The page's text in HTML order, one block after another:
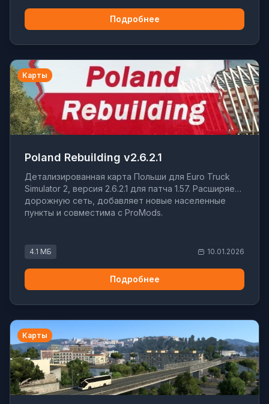
Подробнее
Карты
Poland Rebuilding v2.6.2.1
Детализированная карта Польши для Euro Truck
Simulator 2, версия 2.6.2.1 для патча 1.57. Расширяет
дорожную сеть, добавляет новые населенные
пункты и совместима с ProMods.
4.1 МБ 10.01.2026
Подробнее
Карты